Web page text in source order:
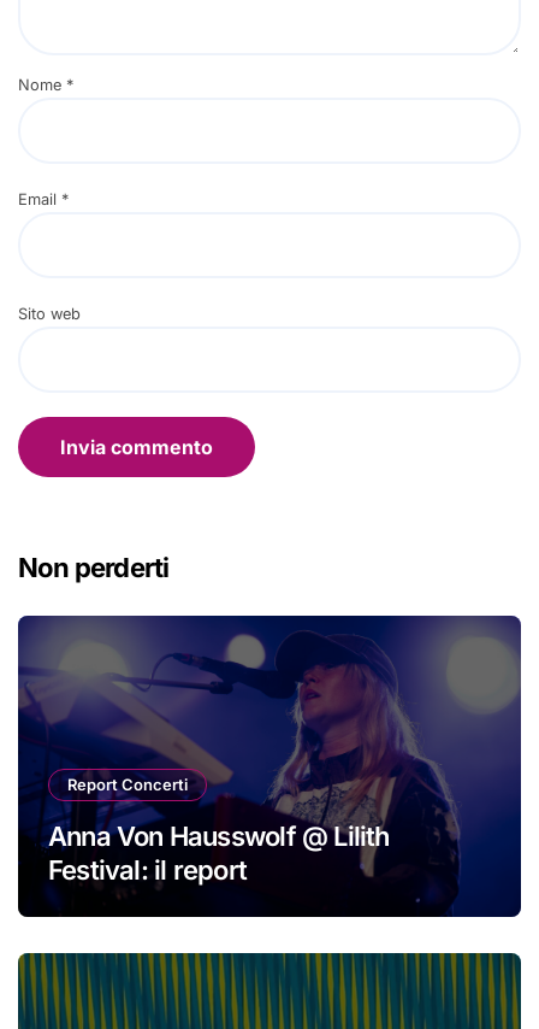
Nome *
Email *
Sito web
Non perderti
Report Concerti
Anna Von Hausswolf @ Lilith
Festival: il report